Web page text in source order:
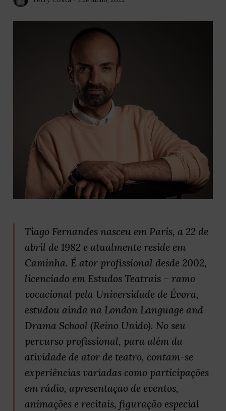
Tiago Fernandes nasceu em Paris, a 22 de
abril de 1982 e atualmente reside em
Caminha. É ator profissional desde 2002,
licenciado em Estudos Teatrais – ramo
vocacional pela Universidade de Évora,
estudou ainda na London Language and
Drama School (Reino Unido). No seu
percurso profissional, para além da
atividade de ator de teatro, contam-se
experiências variadas como participações
em rádio, apresentação de eventos,
animações e recitais, figuração especial